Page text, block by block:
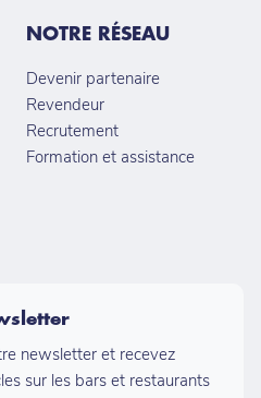
NOTRE RÉSEAU
Devenir partenaire
Revendeur
Recrutement
Formation et assistance
newsletter et recevez
sur les bars et restaurants